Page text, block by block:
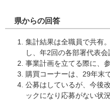
県からの回答
集計結果は全職員で共有
し、年2回の各部署代表会
事業計画を立てる際に、
購買コーナーは、29年末
公募はしているが、今後
ックになり応募がない状